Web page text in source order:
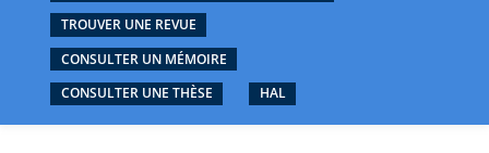
TROUVER UNE REVUE
CONSULTER UN MÉMOIRE
CONSULTER UNE THÈSE
HAL